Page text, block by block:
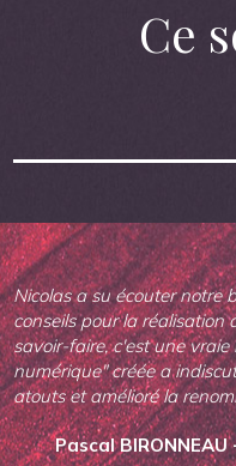
Ce
Nicolas a su écouter notre
conseils pour la réalisation
savoir-faire, c'est une vraie
numérique" créée a
atouts et amélioré la
Pascal